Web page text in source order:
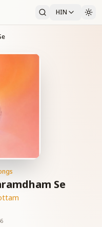
HIN
Se